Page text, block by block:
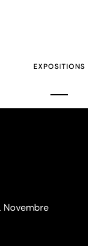
EXPOSITIONS
Novembre